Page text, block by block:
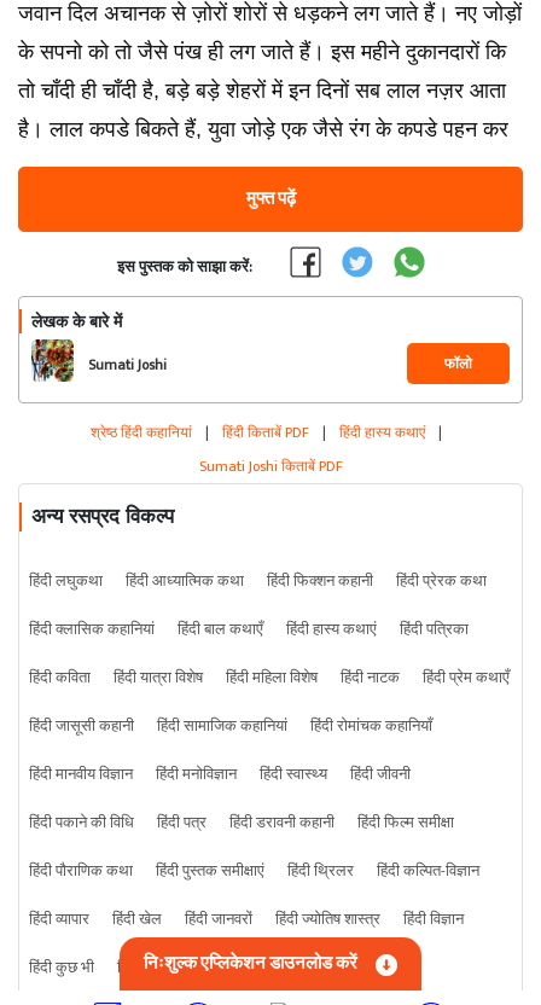
जवान दिल अचानक से ज़ोरों शोरों से धड़कने लग जाते हैं। नए जोड़ों
के सपनो को तो जैसे पंख ही लग जाते हैं। इस महीने दुकानदारों कि
तो चाँदी ही चाँदी है, बड़े बड़े शेहरों में इन दिनों सब लाल नज़र आता
है। लाल कपडे बिकते हैं, युवा जोड़े एक जैसे रंग के कपडे पहन कर
मुफ्त पढ़ें
इस पुस्तक को साझा करें:
लेखक के बारे में
Sumati Joshi फॉलो
श्रेष्ठ हिंदी कहानियां | हिंदी किताबें PDF | हिंदी हास्य कथाएं |
Sumati Joshi किताबें PDF
अन्य रसप्रद विकल्प
हिंदी लघुकथा हिंदी आध्यात्मिक कथा हिंदी फिक्शन कहानी
हिंदी प्रेरक कथा
हिंदी क्लासिक कहानियां
हिंदी बाल कथाएँ हिंदी हास्य कथाएं
हिंदी पत्रिका
हिंदी कविता
हिंदी यात्रा विशेष हिंदी महिला विशेष हिंदी नाटक
हिंदी प्रेम कथाएँ
हिंदी जासूसी कहानी
हिंदी सामाजिक कहानियां
हिंदी रोमांचक कहानियाँ
हिंदी मानवीय विज्ञान
हिंदी मनोविज्ञान हिंदी स्वास्थ्य
हिंदी जीवनी
हिंदी पकाने की विधि
हिंदी पत्र हिंदी डरावनी कहानी
हिंदी फिल्म समीक्षा
हिंदी पौराणिक कथा
हिंदी पुस्तक समीक्षाएं हिंदी थ्रिलर
हिंदी कल्पित-विज्ञान
हिंदी व्यापार
हिंदी खेल हिंदी जानवरों हिंदी ज्योतिष शास्त्र
हिंदी विज्ञान
हिंदी कुछ भी
हिंदी क्राइम कहानी
निःशुल्क एप्लिकेशन डाउनलोड करें